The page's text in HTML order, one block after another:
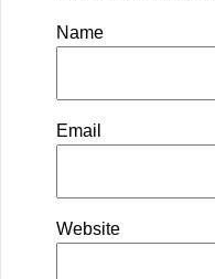
Name
Email
Website